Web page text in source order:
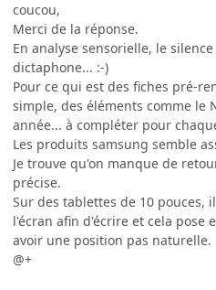
coucou,
Merci de la réponse.
En analyse sensorielle, le
dictaphone... :-)
Pour ce qui est des fiches pré-
simple, des éléments comme le
année... à compléter pour
Les produits samsung semble
Je trouve qu'on manque de
précise.
Sur des tablettes de 10 pouces,
l'écran afin d'écrire et cela pose
avoir une position pas naturelle.
@+